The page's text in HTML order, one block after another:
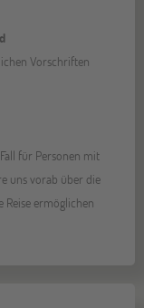
Vorschriften
für Personen mit
uns vorab über die
ermöglichen